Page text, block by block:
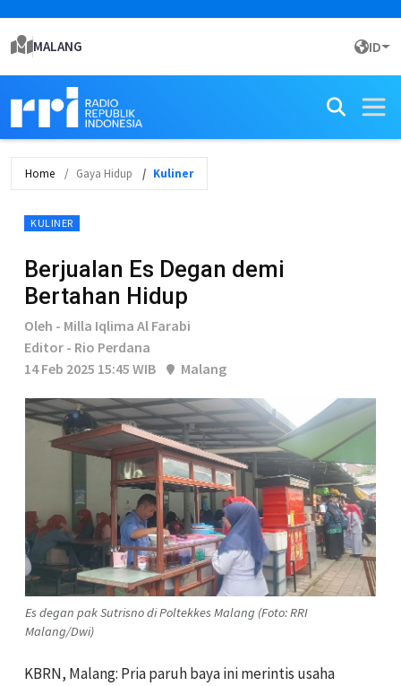
MALANG ID
Home Gaya Hidup Kuliner
KULINER
Berjualan Es Degan demi
Bertahan Hidup
Oleh - Milla Iqlima Al Farabi
Editor - Rio Perdana
14 Feb 2025 15:45 WIB
Malang
Es degan pak Sutrisno di Poltekkes Malang (Foto: RRI
Malang/Dwi)
KBRN, Malang: Pria paruh baya ini merintis usaha